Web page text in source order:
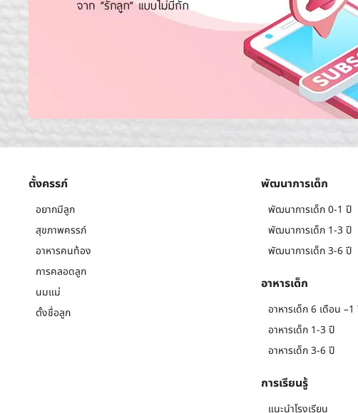
ตั้งครรภ์
อยากมีลูก
สุขภาพครรภ์
อาหารคนท้อง
การคลอดลูก
นมแม่
ตั้งชื่อลูก
พัฒนาการเด็ก
พัฒนาการเด็ก 0-1 ปี
พัฒนาการเด็ก 1-3 ปี
พัฒนาการเด็ก 3-6 ปี
อาหารเด็ก
อาหารเด็ก 6 เดือน –1
อาหารเด็ก 1-3 ปี
อาหารเด็ก 3-6 ปี
การเรียนรู้
แนะนำโรงเรียน